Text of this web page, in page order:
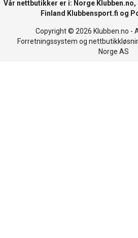
Vår nettbutikker er i: Norge Klubben.no,
Finland Klubbensport.fi og
Copyright © 2026 Klubben.no -
Forretningssystem og
Norge AS